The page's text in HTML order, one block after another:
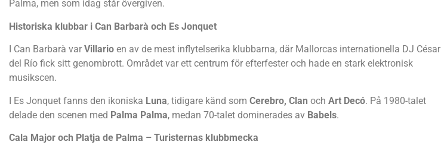
Palma, men som idag står övergiven.
Historiska klubbar i Can Barbarà och Es Jonquet
I Can Barbarà var Villario en av de mest inflytelserika klubbarna, där Mallorcas internationella DJ César
del Río fick sitt genombrott. Området var ett centrum för efterfester och hade en stark elektronisk
musikscen.
I Es Jonquet fanns den ikoniska Luna, tidigare känd som Cerebro, Clan och Art Decó. På 1980-talet
delade den scenen med Palma Palma, medan 70-talet dominerades av Babels.
Cala Major och Platja de Palma – Turisternas klubbmecka